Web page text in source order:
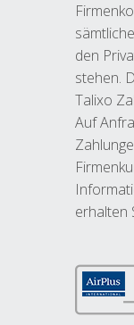
den
stehen.
Talixo
Auf
erhalten